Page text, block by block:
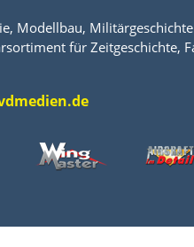
Modellbau,
für Zeitgeschichte,